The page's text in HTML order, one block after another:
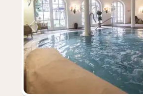
Vorige foto